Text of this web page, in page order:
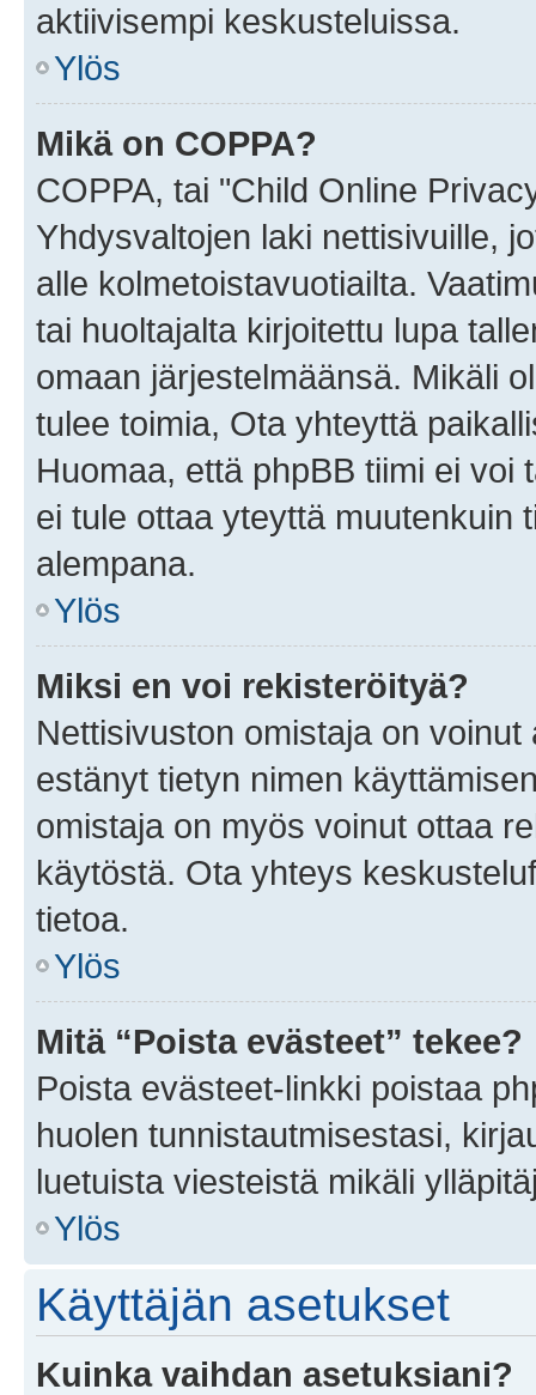
aktiivisempi keskusteluissa.
Ylös
Mikä on COPPA?
COPPA, tai "Child Online
Yhdysvaltojen laki nettisivuille,
alle kolmetoistavuotiailta.
tai huoltajalta kirjoitettu lupa
omaan järjestelmäänsä. Mikäli
tulee toimia, Ota yhteyttä
Huomaa, että phpBB tiimi ei
ei tule ottaa yteyttä muutenkuin
alempana.
Ylös
Miksi en voi rekisteröityä?
Nettisivuston omistaja on
estänyt tietyn nimen
omistaja on myös voinut ottaa
käytöstä. Ota yhteys
tietoa.
Ylös
Mitä “Poista evästeet” tekee?
Poista evästeet-linkki poistaa
huolen tunnistautmisestasi,
luetuista viesteistä mikäli
Ylös
Käyttäjän asetukset
Kuinka vaihdan asetuksiani?